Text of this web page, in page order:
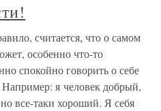
считается, что о самом
особенно что-то
спокойно говорить о себе
Например: я человек добрый,
все-таки хороший. Я себя